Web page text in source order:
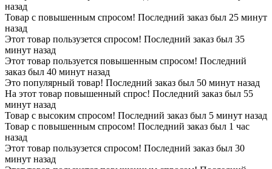
назад
Товар с повышенным спросом! Последний заказ был 25 минут
назад
Этот товар пользузется спросом! Последний заказ был 35
минут назад
Этот товар пользуется повышенным спросом! Последний
заказ был 40 минут назад
Это популярный товар! Последний заказ был 50 минут назад
На этот товар повышенный спрос! Последний заказ был 55
минут назад
Товар с высоким спросом! Последний заказ был 5 минут назад
Товар с повышенным спросом! Последний заказ был 1 час
назад
Этот товар пользузется спросом! Последний заказ был 30
минут назад